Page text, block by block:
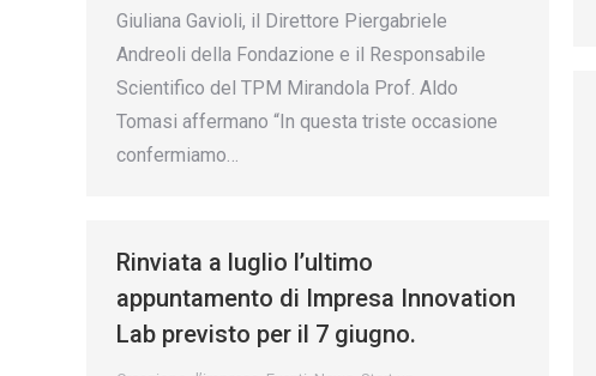
Giuliana Gavioli, il Direttore Piergabriele
Andreoli della Fondazione e il Responsabile
Scientifico del TPM Mirandola Prof. Aldo
Tomasi affermano “In questa triste occasione
confermiamo…
Rinviata a luglio l’ultimo
appuntamento di Impresa Innovation
Lab previsto per il 7 giugno.